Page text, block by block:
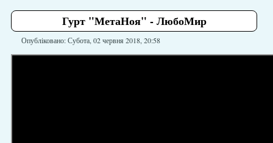
Гурт "МетаНоя" - ЛюбоМир
Опубліковано: Субота, 02 червня 2018, 20:58